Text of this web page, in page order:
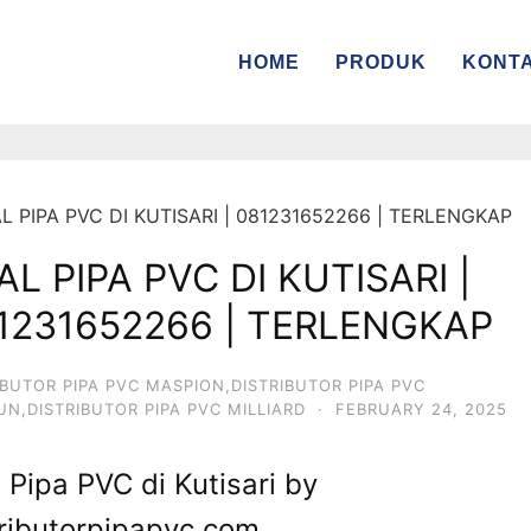
HOME PRODUK
PIPA PVC DI KUTISARI |
| TERLENGKAP
PIPA PVC MASPION,DISTRIBUTOR PIPA PVC
PIPA PVC MILLIARD
· FEBRUARY 24, 2025
Pipa PVC di Kutisari by